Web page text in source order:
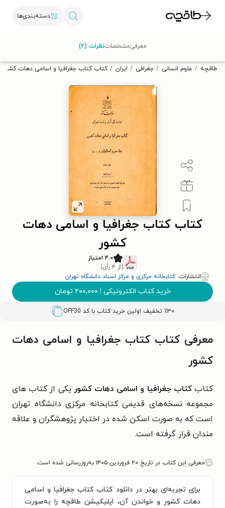
دسته‌بندی‌ها
تخفیف از طاقچه دریافت کن.
طاقچه علوم انسانی جغرافی ایران کتاب کتاب جغرافیا و اسامی دهات کشور
کتاب کتاب جغرافیا و اسامی دهات
کشور
۴.۰ امتیاز
(از ۴ رأی)
انتشارات:کتابخانه مرکزی و مرکز اسناد دانشگاه تهران
خرید کتاب الکترونیکی | ۲۰۰,۰۰۰ تومان
٪۳۰ تخفیف اولین خرید کتاب با کد OFF30
معرفیمشخصاتنظرات (۲)
معرفی کتاب کتاب جغرافیا و اسامی دهات
کشور
کتابکتاب جغرافیا و اسامی دهات کشور یکی از کتاب های
مجموعه نسخه‌های قدیمی کتابخانه مرکزی دانشگاه تهران
است که به صورت اسکن شده در اختیار پژوهشگران و علاقه
مندان قرار گرفته است.
معرفی این کتاب در تاریخ ۲۰ فروردین ۱۴۰۵ به‌روزرسانی شده است.
برای تجربه‌ای بهتر در دانلود کتاب کتاب جغرافیا و اسامی
دهات کشور و خواندن آن، اپلیکیشن طاقچه را به‌صورت